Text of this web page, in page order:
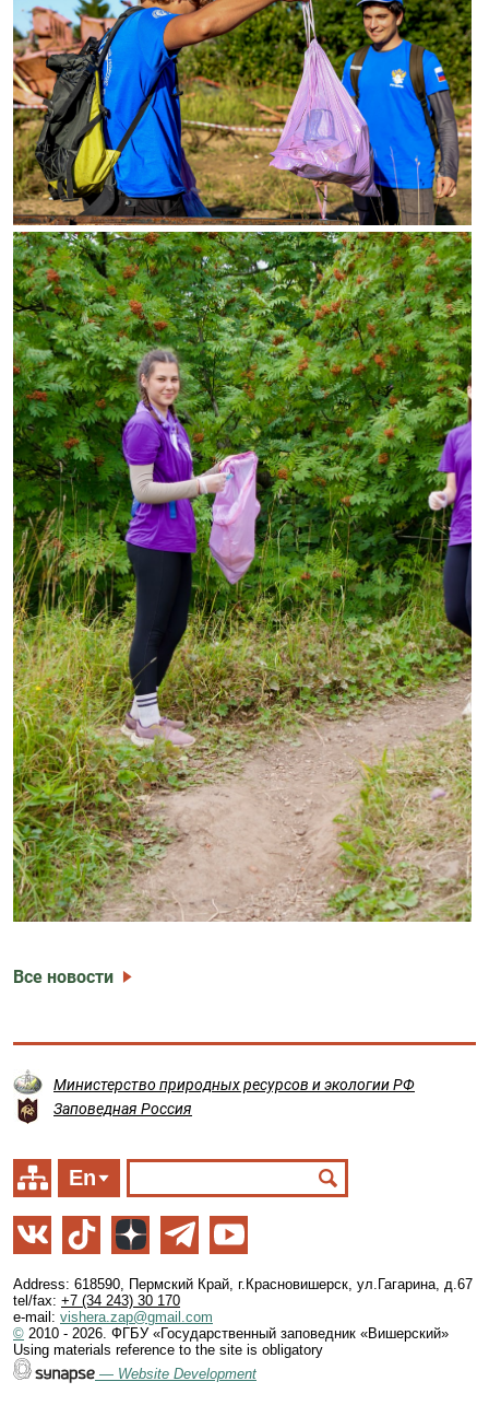
Все новости
Министерство природных ресурсов и экологии РФ
Заповедная Россия
En
Address: 618590, Пермский Край, г.Красновишерск, ул.Гагарина, д.67
tel/fax: +7 (34 243) 30 170
e-mail: vishera.zap@gmail.com
© 2010 - 2026. ФГБУ «Государственный заповедник «Вишерский»
Using materials reference to the site is obligatory
— Website Development